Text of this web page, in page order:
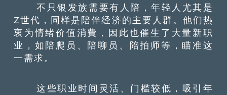
不只银发族需要有人陪，年轻人尤其是
Z世代，同样是陪伴经济的主要人群。他们热
衷为情绪价值消費，
因此也催生了大量新职
业，如陪爬员、陪聊员、陪拍师等，瞄准这
一需求。
这些职业时间灵活、门槛较低，吸引年